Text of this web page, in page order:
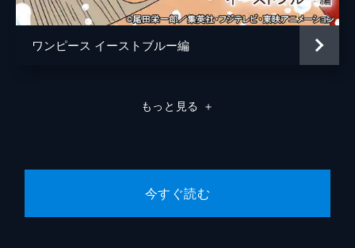
ワンピース イーストブルー編
もっと見る ＋
今すぐ読む